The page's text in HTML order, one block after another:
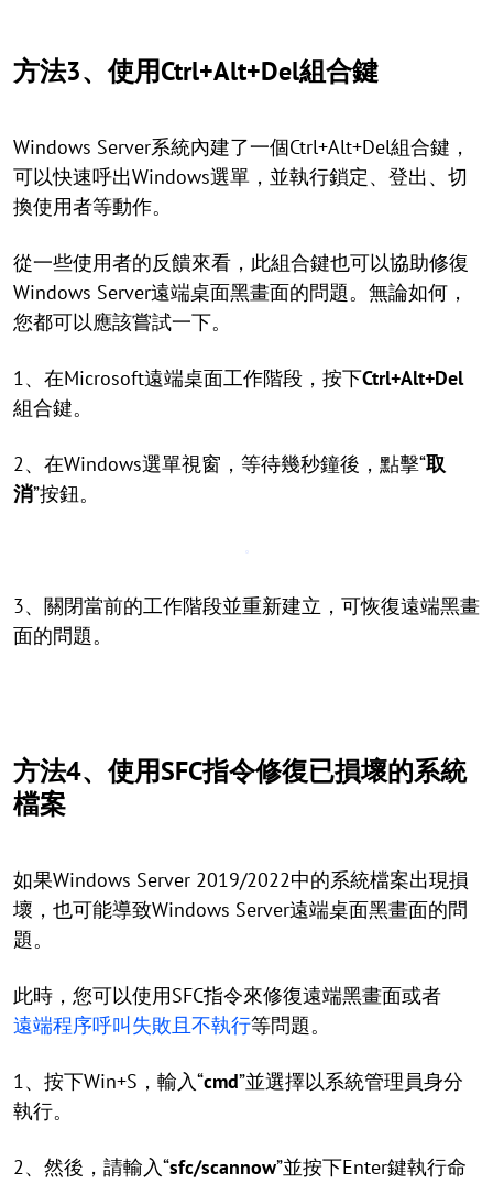
方法3、使用Ctrl+Alt+Del組合鍵
Windows Server系統內建了一個Ctrl+Alt+Del組合鍵，
可以快速呼出Windows選單，並執行鎖定、登出、切
換使用者等動作。
從一些使用者的反饋來看，此組合鍵也可以協助修復
Windows Server遠端桌面黑畫面的問題。無論如何，
您都可以應該嘗試一下。
1、在Microsoft遠端桌面工作階段，按下Ctrl+Alt+Del
組合鍵。
2、在Windows選單視窗，等待幾秒鐘後，點擊“取
消”按鈕。
3、關閉當前的工作階段並重新建立，可恢復遠端黑畫
面的問題。
方法4、使用SFC指令修復已損壞的系統
檔案
如果Windows Server 2019/2022中的系統檔案出現損
壞，也可能導致Windows Server遠端桌面黑畫面的問
題。
此時，您可以使用SFC指令來修復遠端黑畫面或者
遠端程序呼叫失敗且不執行等問題。
1、按下Win+S，輸入“cmd”並選擇以系統管理員身分
執行。
2、然後，請輸入“sfc/scannow”並按下Enter鍵執行命